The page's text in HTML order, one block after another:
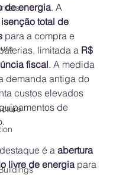
de energia. A
isenção total de
para a compra e
limitada a R$
fiscal. A medida
demanda antiga do
custos elevados
de
é a abertura
livre de energia para